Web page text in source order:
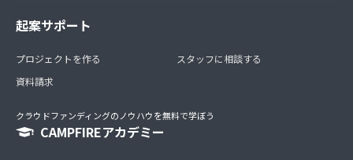
起案サポート
プロジェクトを作る
資料請求
スタッフに相談する
クラウドファンディングのノウハウを無料で学ぼう
CAMPFIREアカデミー